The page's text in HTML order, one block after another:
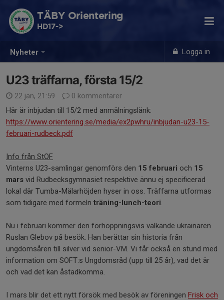
Nyheter Logga in
TÄBY Orientering
HD17->
U23 träffarna, första 15/2
22 jan, 21:59
0 kommentarer
Här är inbjudan till 15/2 med anmälningslänk:
https://www.orientering.se/media/ex2pwhru/inbjudan-u23-15-
februari-rudbeck.pdf
Info från StOF
Vinterns U23-samlingar genomförs den 15 februari och 15
mars vid Rudbecksgymnasiet respektive ännu ej specificerad
lokal där Tumba-Mälarhöjden hyser in oss. Träffarna utformas
som tidigare med formeln träning-lunch-teori.
Nu i februari kommer den förhoppningsvis välkände ukrainaren
Ruslan Glebov på besök. Han berättar sin historia från
ungdomsåren till silver vid senior-VM. Vi får också en stund med
information om SOFT:s Ungdomsråd (upp till 25 år), vad det är
och vad det kan åstadkomma.
I mars blir det ett nytt försök med besök av föreningen Frisk och